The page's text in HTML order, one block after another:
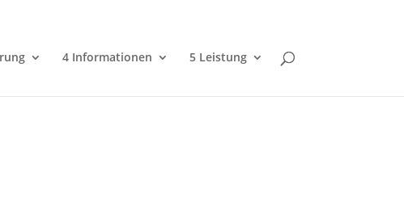
4 Informationen 5 Leistung